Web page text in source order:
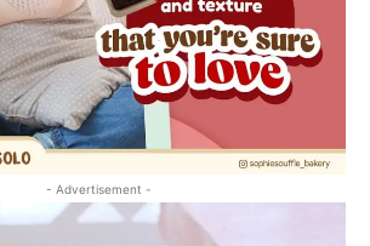
- Advertisement -